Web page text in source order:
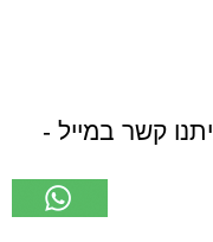
קשר במייל -